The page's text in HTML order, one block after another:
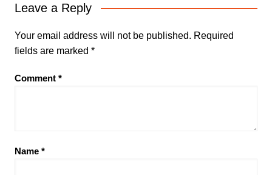
Leave a Reply
Your email address will not be published. Required
fields are marked *
Comment *
Name *